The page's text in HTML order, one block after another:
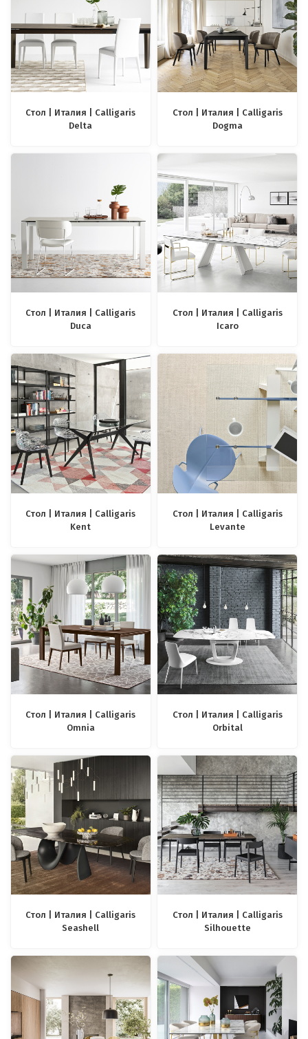
Стол | Италия | Calligaris
Delta
Стол | Италия | Calligaris
Dogma
Стол | Италия | Calligaris
Duca
Стол | Италия | Calligaris
Icaro
Стол | Италия | Calligaris
Kent
Стол | Италия | Calligaris
Levante
Стол | Италия | Calligaris
Omnia
Стол | Италия | Calligaris
Orbital
Стол | Италия | Calligaris
Seashell
Стол | Италия | Calligaris
Silhouette